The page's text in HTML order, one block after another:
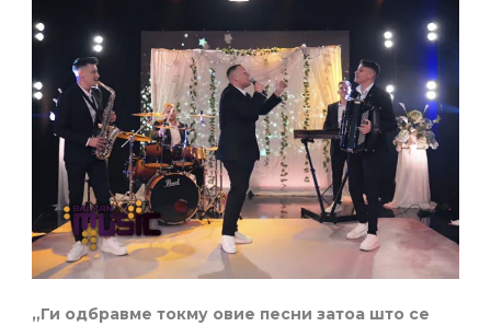
„Ги одбравме токму овие песни затоа што се